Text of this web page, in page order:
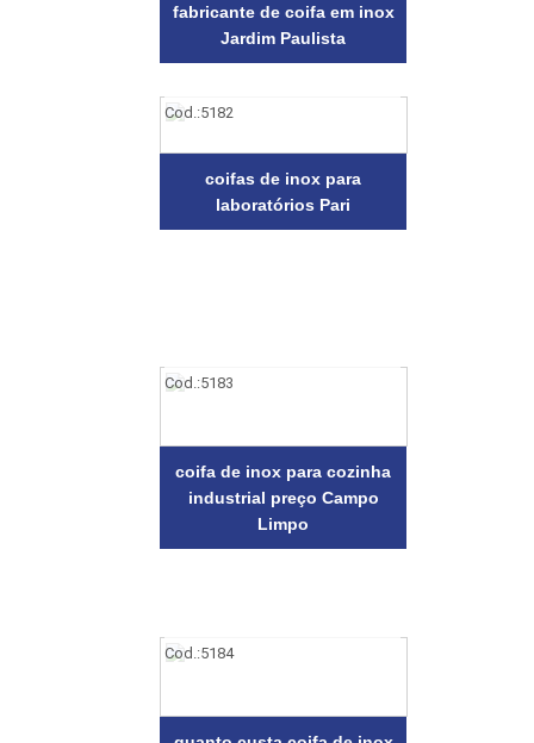
fabricante de coifa em inox
Jardim Paulista
Cod.:5182
coifas de inox para
laboratórios Pari
Cod.:5183
coifa de inox para cozinha
industrial preço Campo
Limpo
Cod.:5184